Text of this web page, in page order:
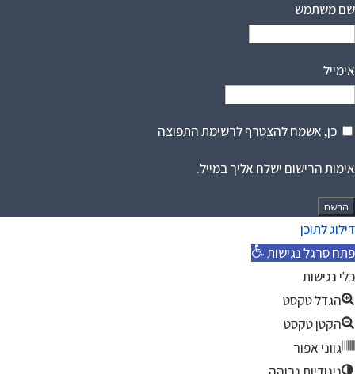
שם משתמש
אימייל
כן, אשמח להצטרף לרשימת התפוצה
אימות הרישום ישלח אליך במייל.
דילוג לתוכן
פתח סרגל נגישות
כלי נגישות
הגדל טקסט
הקטן טקסט
גווני אפור